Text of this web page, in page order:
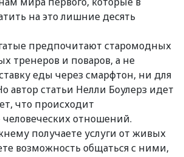
на это лишние десять
предпочитают старомодных
тренеров и поваров, а не
еды через смарфтон, ни для
автор статьи Нелли Боулерз идет
что происходит
человеческих отношений.
получаете услуги от живых
возможность общаться с ними,